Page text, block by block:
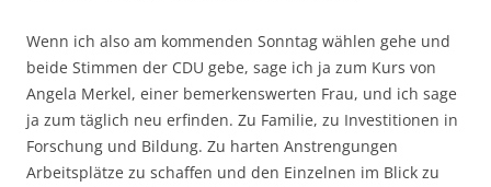
Wenn ich also am kommenden Sonntag wählen gehe und
beide Stimmen der CDU gebe, sage ich ja zum Kurs von
Angela Merkel, einer bemerkenswerten Frau, und ich sage
ja zum täglich neu erfinden. Zu Familie, zu Investitionen in
Forschung und Bildung. Zu harten Anstrengungen
Arbeitsplätze zu schaffen und den Einzelnen im Blick zu